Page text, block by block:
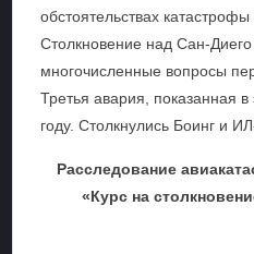
обстоятельствах
Столкновение над Сан-Диего
многочисленные вопросы
Третья авария, показанная
году. Столкнулись Боинг и
Расследование
«Курс на